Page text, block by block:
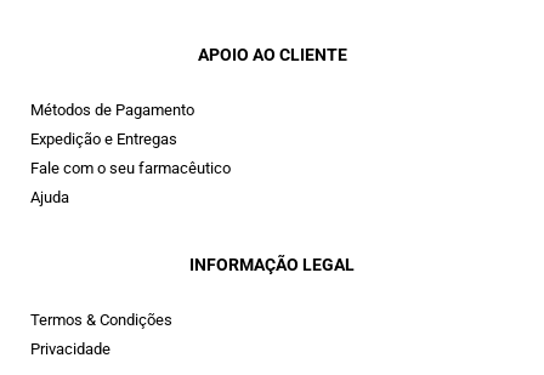
APOIO AO CLIENTE
Métodos de Pagamento
Expedição e Entregas
Fale com o seu farmacêutico
Ajuda
INFORMAÇÃO LEGAL
Termos & Condições
Privacidade